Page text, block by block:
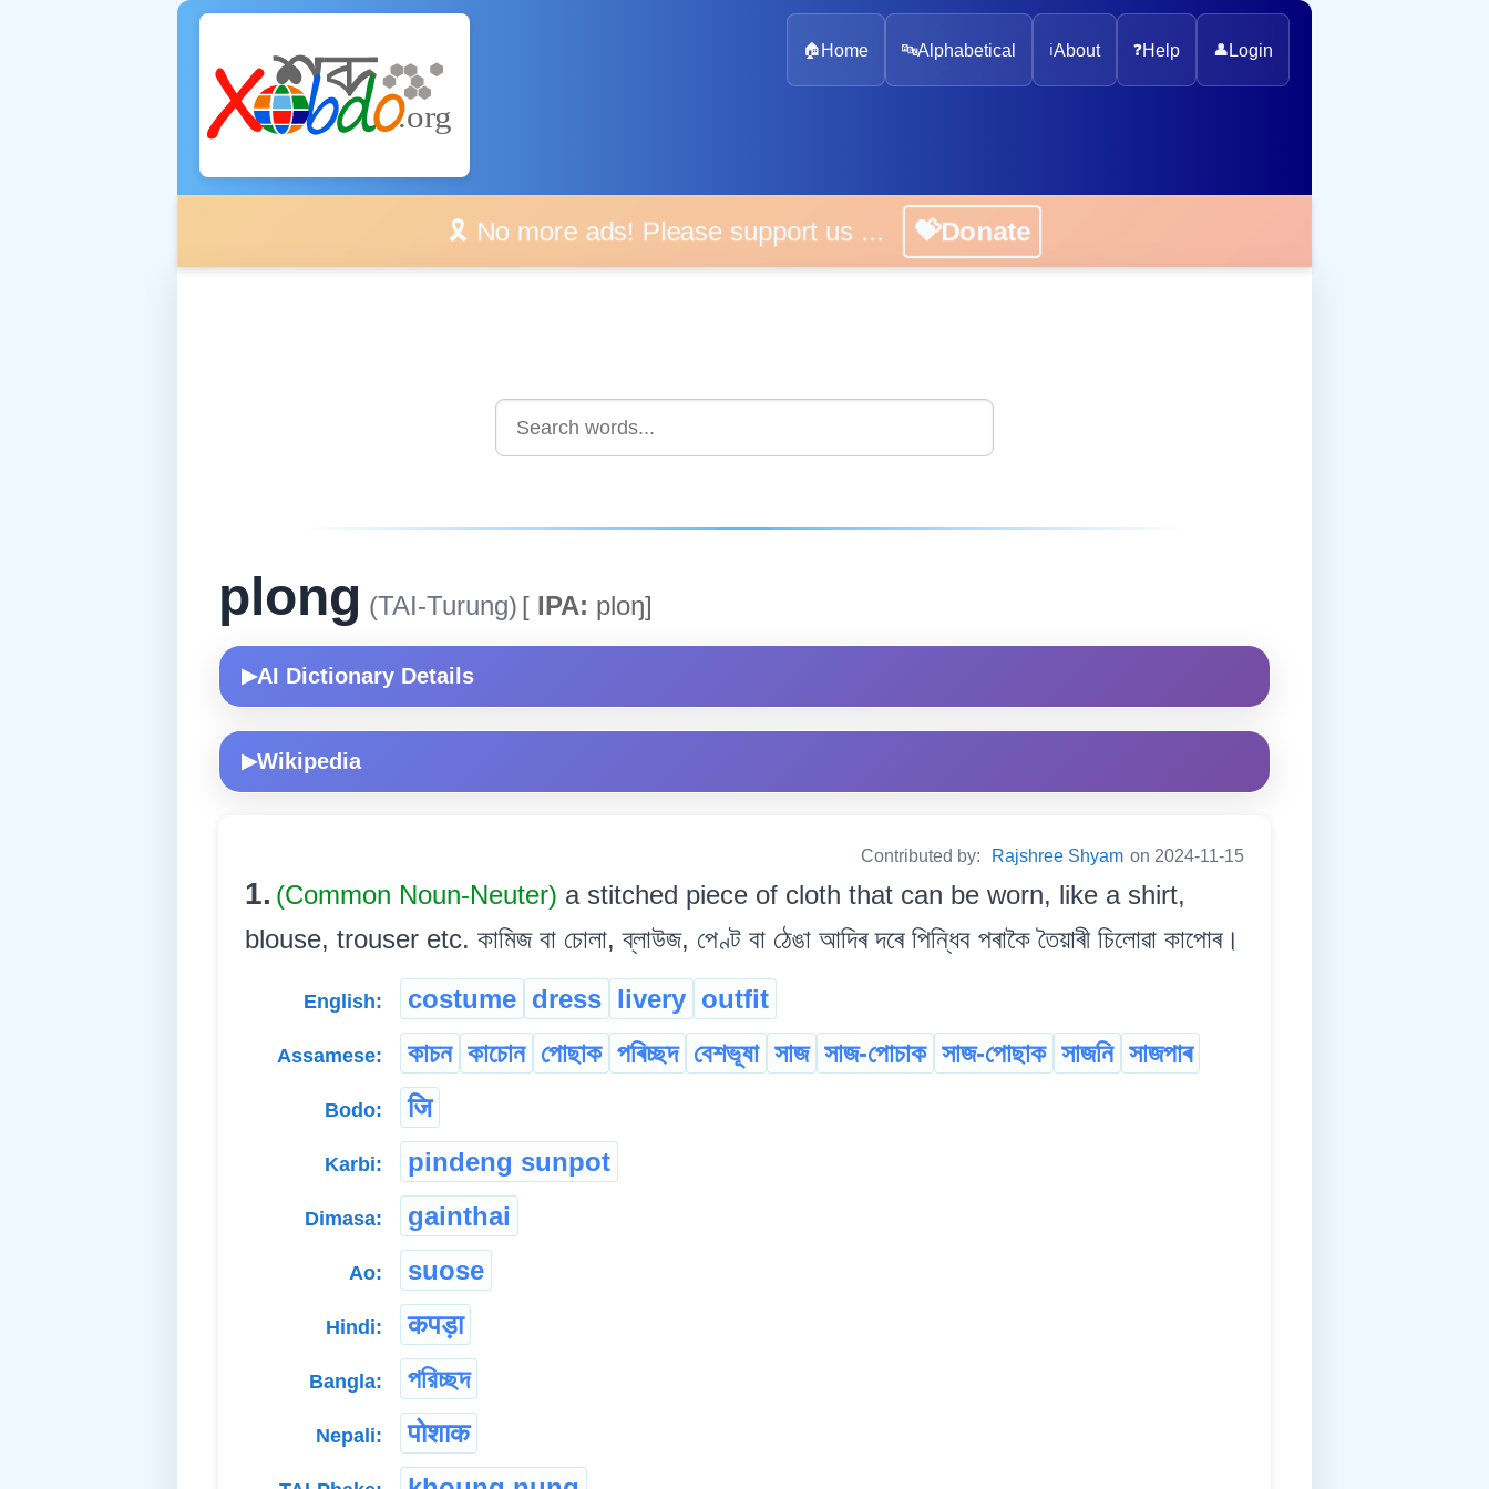
🏠 Home 🔤Alphabetical ℹ️About ❓Help 👤 Login
🎗️ No more ads! Please support us ... 💝Donate
plong (TAI-Turung) [ IPA: ploŋ]
▶AI Dictionary Details
▶Wikipedia
Contributed by: Rajshree Shyam on 2024-11-15
1. (Common Noun-Neuter) a stitched piece of cloth that can be worn, like a shirt,
blouse, trouser etc. কামিজ বা চোলা, ব্লাউজ, পেণ্ট বা ঠেঙা আদিৰ দৰে পিন্ধিব পৰাকৈ তৈয়াৰী চিলোৱা কাপোৰ।
English: costume dress livery outfit
Assamese: কাচন কাচোন পোছাক পৰিচ্ছদ বেশভূষা সাজ সাজ-পোচাক সাজ-পোছাক সাজনি সাজপাৰ
Bodo: जि
Karbi: pindeng sunpot
Dimasa: gainthai
Ao: suose
Hindi: कपड़ा
Bangla: পরিচ্ছদ
Nepali: पोशाक